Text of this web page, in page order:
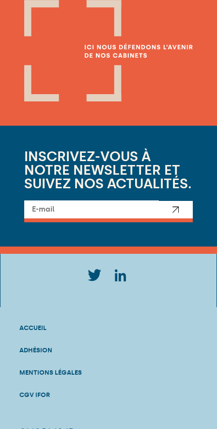
INSCRIVEZ-VOUS À
NOTRE NEWSLETTER ET
SUIVEZ NOS ACTUALITÉS.
ACCUEIL
ADHÉSION
MENTIONS LÉGALES
CGV IFOR